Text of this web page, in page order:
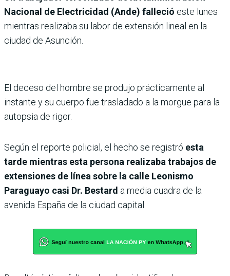
Nacional de Electricidad (Ande) falleció este lunes
mientras realizaba su labor de extensión lineal en la
ciudad de Asunción.
El deceso del hombre se produjo prácticamente al
instante y su cuerpo fue trasladado a la morgue para la
autopsia de rigor.
Según el reporte policial, el hecho se registró esta
tarde mientras esta persona realizaba trabajos de
extensiones de línea sobre la calle Leonismo
Paraguayo casi Dr. Bestard a media cuadra de la
avenida España de la ciudad capital.